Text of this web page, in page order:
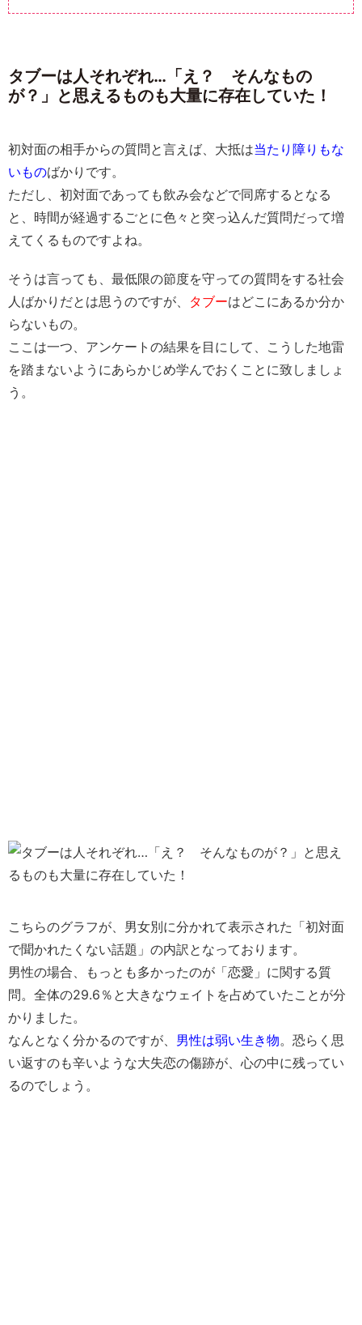
タブーは人それぞれ…「え？ そんなもの
が？」と思えるものも大量に存在していた！
初対面の相手からの質問と言えば、大抵は当たり障りもな
いものばかりです。
ただし、初対面であっても飲み会などで同席するとなる
と、時間が経過するごとに色々と 突っ込んだ質問だって増
えてくるものですよね。
そうは言っても、最低限の節度を守っての質問をする社会
人ばかりだとは思うのですが、 タブーはどこにあるか分か
らないもの。
ここは一つ、アンケートの結果を目にして、こうした地雷
を踏まないようにあらかじめ学んでおくことに致しましょ
う。
こちらのグラフが、男女別に分かれて表示された 「初対面
で聞かれたくない話題」 の内訳となっております。
男性の場合、もっとも多かったのが 「恋愛」 に関する質
問。全体の29.6％と大きなウェイトを占めていたことが分
かりました。
なんとなく分かるのですが、 男性は弱い生き物。恐らく思
い返すのも辛いような大失恋の傷跡が、心の中に残ってい
るのでしょう。